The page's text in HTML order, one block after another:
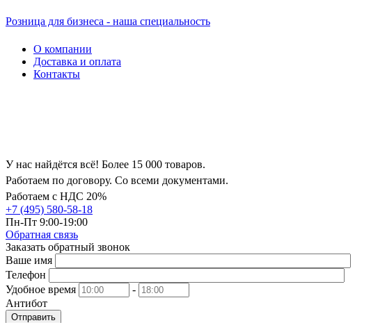
Розница для бизнеса - наша специальность
О компании
Доставка и оплата
Контакты
У нас найдётся всё! Более 15 000 товаров.
Работаем по договору. Со всеми документами.
Работаем с НДС 20%
+7 (495) 580-58-18
Пн-Пт 9:00-19:00
Обратная связь
Заказать обратный звонок
Ваше имя
Телефон
Удобное время
-
Антибот
Отправить